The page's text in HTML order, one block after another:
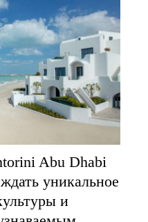
Abu Dhabi
уникальное
и